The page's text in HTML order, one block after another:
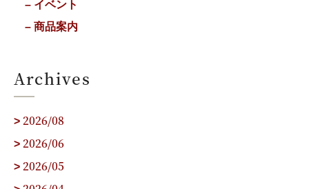
– イベント
– 商品案内
Archives
> 2026/08
> 2026/06
> 2026/05